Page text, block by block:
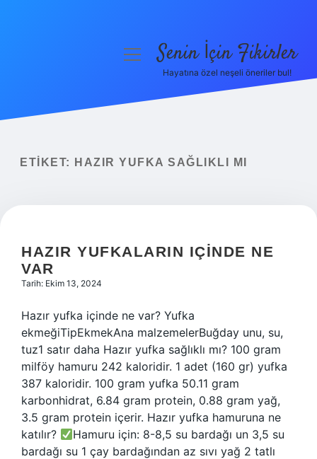
Yasal Uyarı
menüyüSenin İçin Fikirler
Hayatına özel neşeli öneriler bul!
ETIKET: HAZIR YUFKA SAĞLIKLI MI
HAZIR YUFKALARIN IÇINDE NE
VAR
Tarih: Ekim 13, 2024
Hazır yufka içinde ne var? Yufka
ekmeğiTipEkmekAna malzemelerBuğday unu, su,
tuz1 satır daha Hazır yufka sağlıklı mı? 100 gram
milföy hamuru 242 kaloridir. 1 adet (160 gr) yufka
387 kaloridir. 100 gram yufka 50.11 gram
karbonhidrat, 6.84 gram protein, 0.88 gram yağ,
3.5 gram protein içerir. Hazır yufka hamuruna ne
katılır?
Hamuru için: 8-8,5 su bardağı un 3,5 su
bardağı su 1 çay bardağından az sıvı yağ 2 tatlı